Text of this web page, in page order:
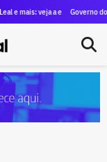
Week
veja a evolução doGoverno do estado